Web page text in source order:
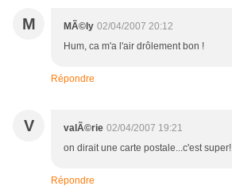
M MÃ©ly 02/04/2007 20:12
Hum, ca m'a l'air drôlement bon !
Répondre
V valÃ©rie 02/04/2007 19:21
on dirait une carte postale...c'est super!
Répondre